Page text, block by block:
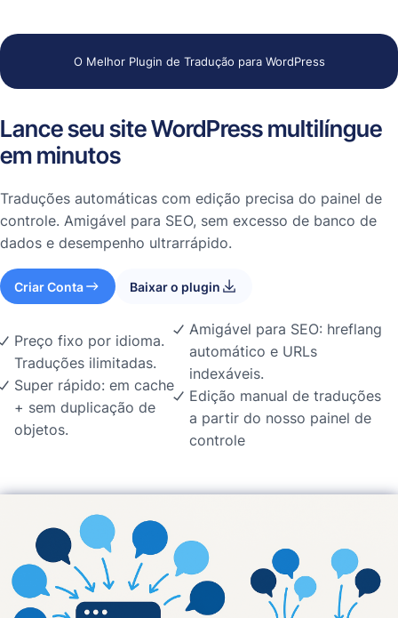
O Melhor Plugin de Tradução para WordPress
Lance seu site WordPress multilíngue
em minutos
Traduções automáticas com edição precisa do painel de
controle. Amigável para SEO, sem excesso de banco de
dados e desempenho ultrarrápido.
Criar Conta Baixar o plugin
Preço fixo por idioma.
Traduções ilimitadas.
Super rápido: em cache
+ sem duplicação de
objetos.
Amigável para SEO: hreflang
automático e URLs
indexáveis.
Edição manual de traduções
a partir do nosso painel de
controle